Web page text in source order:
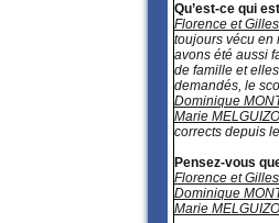
Qu’est-ce qui
Florence et
toujours vécu en
avons été aussi
de famille et
demandés, le
Dominique
Marie
corrects depuis
Pensez-vous
Florence et
Dominique
Marie